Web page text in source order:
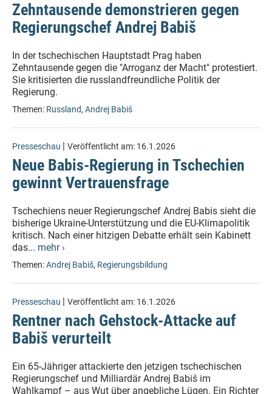
Zehntausende demonstrieren gegen
Regierungschef Andrej Babiš
In der tschechischen Hauptstadt Prag haben
Zehntausende gegen die "Arroganz der Macht" protestiert.
Sie kritisierten die russlandfreundliche Politik der
Regierung.
Themen: Russland, Andrej Babiš
Presseschau | Veröffentlicht am: 16.1.2026
Neue Babis-Regierung in Tschechien
gewinnt Vertrauensfrage
Tschechiens neuer Regierungschef Andrej Babis sieht die
bisherige Ukraine-Unterstützung und die EU-Klimapolitik
kritisch. Nach einer hitzigen Debatte erhält sein Kabinett
das... mehr ›
Themen:Andrej Babiš, Regierungsbildung
Presseschau | Veröffentlicht am: 16.1.2026
Rentner nach Gehstock-Attacke auf
Babiš verurteilt
Ein 65-Jähriger attackierte den jetzigen tschechischen
Regierungschef und Milliardär Andrej Babiš im
Wahlkampf – aus Wut über angebliche Lügen. Ein Richter